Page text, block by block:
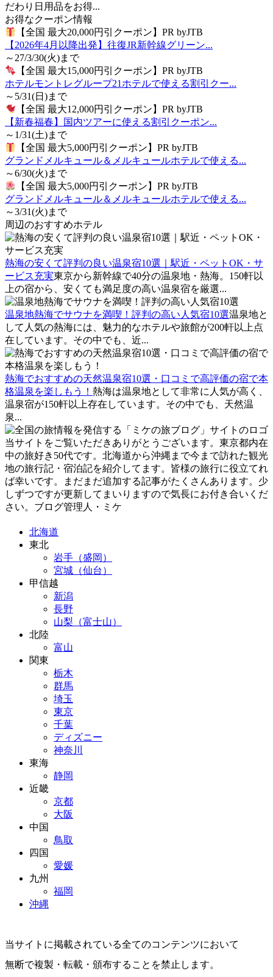
だわり日用品をお得...
お得なクーポン情報
【全国 最大20,000円引クーポン】PR byJTB
【2026年4月以降出発】往復JR新幹線グリーン...
～27/3/30(火)まで
【全国 最大15,000円引クーポン】PR byJTB
ホテルモントレグループ21ホテルで使える割引クー...
～5/31(日)まで
【全国 最大12,000円引クーポン】PR byJTB
【新春福春】国内ツアーに使える割引クーポン...
～1/31(土)まで
【全国 最大5,000円引クーポン】PR byJTB
グランドメルキュール＆メルキュールホテルで使える...
～6/30(火)まで
【全国 最大5,000円引クーポン】PR byJTB
グランドメルキュール＆メルキュールホテルで使える...
～3/31(火)まで
周辺のおすすめホテル
熱海の安くて評判の良い温泉宿10選｜駅近・ペットOK・サ
ービス充実東京から新幹線で40分の温泉地・熱海。150軒以
上の宿から、安くても満足度の高い温泉宿を厳選...
温泉地熱海でサウナを満喫！評判の高い人気宿10選温泉地と
して人気の熱海には、魅力的なホテルや旅館が200軒以上点
在しています。その中でも、近...
熱海でおすすめの天然温泉宿10選・口コミで高評価の宿で本
格温泉を楽しもう！ 熱海は温泉地として非常に人気が高く、
温泉宿が150軒以上存在しています。その中でも、天然温
泉...
当サイトをご覧いただきありがとうございます。東京都内在
中の旅好き50代です。北海道から沖縄まで今まで訪れた観光
地の旅行記・宿泊記を紹介してます。皆様の旅行に役立てれ
ば幸いです。まだまだ追加する記事がたくさんあります。少
しずつですが更新してまいりますので気長にお付き合いくだ
さい。ブログ管理人・ミケ
北海道
東北
岩手（盛岡）
宮城（仙台）
甲信越
新潟
長野
山梨（富士山）
北陸
富山
関東
栃木
群馬
埼玉
東京
千葉
ディズニー
神奈川
東海
静岡
近畿
京都
大阪
中国
鳥取
四国
愛媛
九州
福岡
沖縄
当サイトに掲載されている全てのコンテンツにおいて
無断で複製・転載・頒布することを禁止します。